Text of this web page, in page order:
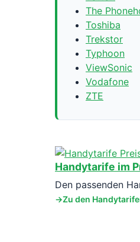
The
Toshiba
Trekstor
Typhoon
ViewSonic
Vodafone
ZTE
Handytarife im
Den passenden
Zu den